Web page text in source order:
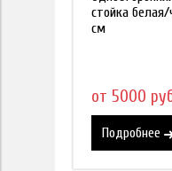
стойка
см
от 5000
Подробнее